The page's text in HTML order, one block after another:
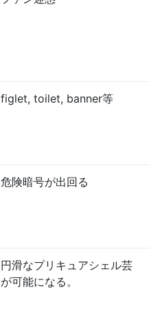
figlet, toilet, banner等
危険暗号が出回る
円滑なプリキュアシェル芸
が可能になる。